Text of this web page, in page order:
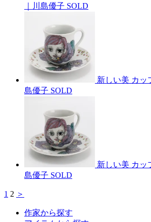
｜川島優子 SOLD
新しい美 カッ
島優子 SOLD
新しい美 カッ
島優子 SOLD
1 2 ＞
作家から探す